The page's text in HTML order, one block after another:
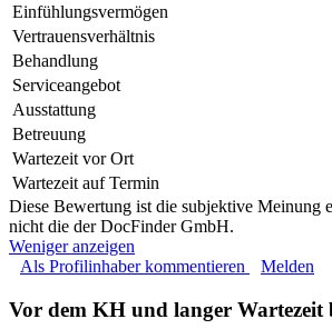
Einfühlungsvermögen
Vertrauensverhältnis
Behandlung
Serviceangebot
Ausstattung
Betreuung
Wartezeit vor Ort
Wartezeit auf Termin
Diese Bewertung ist die subjektive Meinung
nicht die der DocFinder GmbH.
Weniger anzeigen
Als Profilinhaber kommentieren
Melden
Vor dem KH und langer Wartezeit